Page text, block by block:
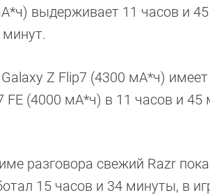
выдерживает 11 часов и
Z Flip7 (4300 мА*ч)
(4000 мА*ч) в 11 часов и 45
разговора свежий Razr
15 часов и 34 минуты, в